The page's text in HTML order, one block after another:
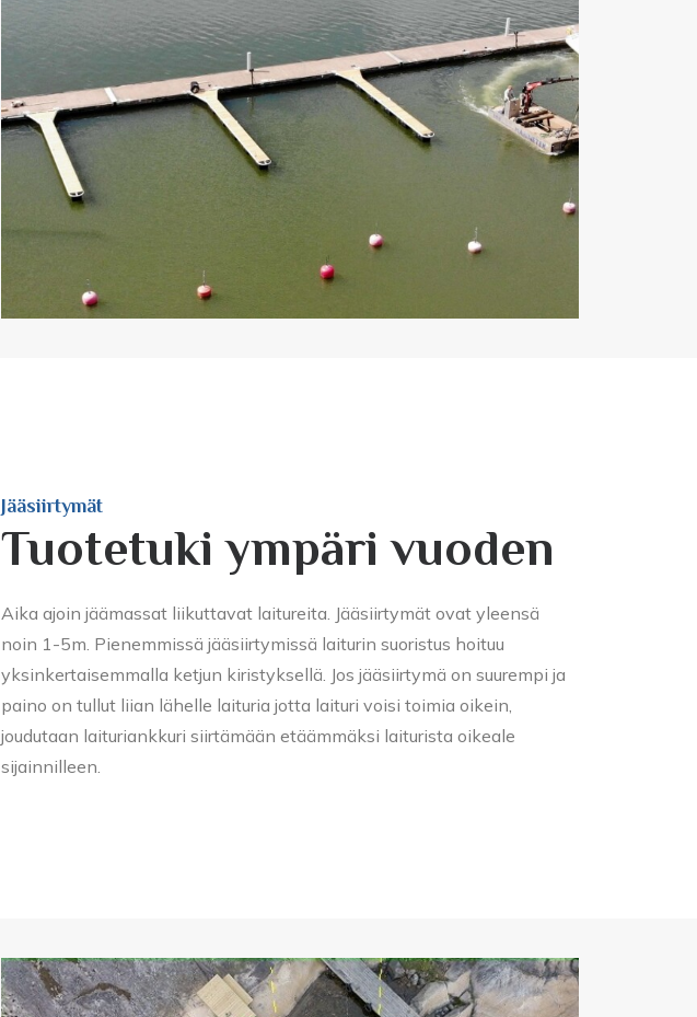
Jääsiirtymät
Tuotetuki ympäri vuoden
Aika ajoin jäämassat liikuttavat laitureita. Jääsiirtymät ovat yleensä
noin 1-5m. Pienemmissä jääsiirtymissä laiturin suoristus hoituu
yksinkertaisemmalla ketjun kiristyksellä. Jos jääsiirtymä on suurempi ja
paino on tullut liian lähelle laituria jotta laituri voisi toimia oikein,
joudutaan laituriankkuri siirtämään etäämmäksi laiturista oikeale
sijainnilleen.